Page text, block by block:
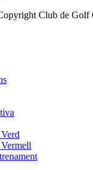
Club de Golf